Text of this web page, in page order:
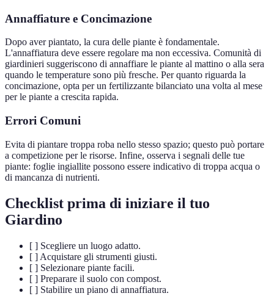
Annaffiature e Concimazione
Dopo aver piantato, la cura delle piante è fondamentale.
L'annaffiatura deve essere regolare ma non eccessiva. Comunità di
giardinieri suggeriscono di annaffiare le piante al mattino o alla sera
quando le temperature sono più fresche. Per quanto riguarda la
concimazione, opta per un fertilizzante bilanciato una volta al mese
per le piante a crescita rapida.
Errori Comuni
Evita di piantare troppa roba nello stesso spazio; questo può portare
a competizione per le risorse. Infine, osserva i segnali delle tue
piante: foglie ingiallite possono essere indicativo di troppa acqua o
di mancanza di nutrienti.
Checklist prima di iniziare il tuo
Giardino
[ ] Scegliere un luogo adatto.
[ ] Acquistare gli strumenti giusti.
[ ] Selezionare piante facili.
[ ] Preparare il suolo con compost.
[ ] Stabilire un piano di annaffiatura.